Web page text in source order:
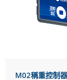
M02稱重控制